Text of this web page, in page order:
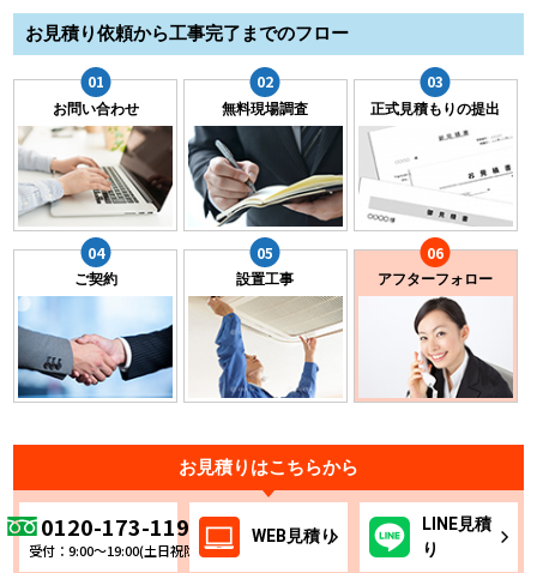
お見積り依頼から工事完了までのフロー
お問い合わせ 無料現場調査 正式見積もりの提出
ご契約 設置工事 アフターフォロー
お見積りはこちらから
0120-173-119
受付：9:00～19:00(土日祝除く)
WEB見積り
LINE見積
り